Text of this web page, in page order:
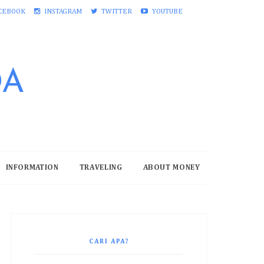
INSTAGRAM TWITTER YOUTUBE
INFORMATION TRAVELING ABOUT MONEY
CARI APA?